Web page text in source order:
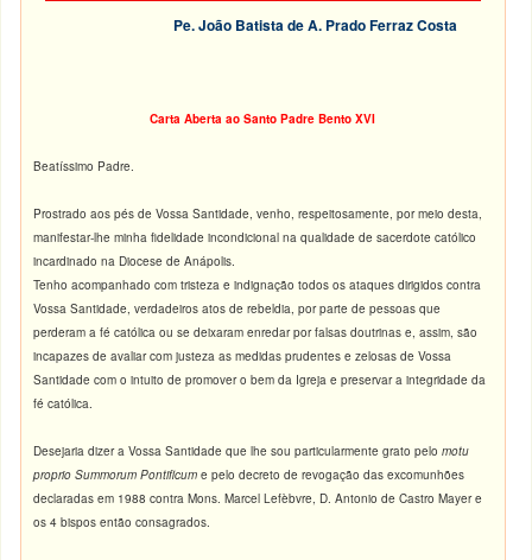
Pe. João Batista de A. Prado Ferraz Costa
Carta Aberta ao Santo Padre Bento XVI
Beatíssimo Padre.
Prostrado aos pés de Vossa Santidade, venho, respeitosamente, por meio desta,
manifestar-lhe minha fidelidade incondicional na qualidade de sacerdote católico
incardinado na Diocese de Anápolis.
Tenho acompanhado com tristeza e indignação todos os ataques dirigidos contra
Vossa Santidade, verdadeiros atos de rebeldia, por parte de pessoas que
perderam a fé católica ou se deixaram enredar por falsas doutrinas e, assim, são
incapazes de avaliar com justeza as medidas prudentes e zelosas de Vossa
Santidade com o intuito de promover o bem da Igreja e preservar a integridade da
fé católica.
Desejaria dizer a Vossa Santidade que lhe sou particularmente grato pelomotu
proprio Summorum Pontificum e pelo decreto de revogação das excomunhões
declaradas em 1988 contra Mons. Marcel Lefèbvre, D. Antonio de Castro Mayer e
os 4 bispos então consagrados.